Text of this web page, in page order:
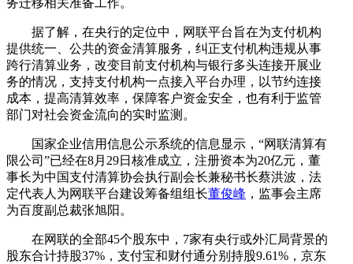
据了解，在央行的定位中，网联平台旨在为支付机构
提供统一、公共的资金清算服务，纠正支付机构违规从事
跨行清算业务，改变目前支付机构与银行多头连接开展业
务的情况，支持支付机构一点接入平台办理，以节约连接
成本，提高清算效率，保障客户资金安全，也有利于监管
部门对社会资金流向的实时监测。
国家企业信用信息公示系统的信息显示，“网联清算有
限公司”已经在8月29日核准成立，注册资本为20亿元，董
事长为中国支付清算协会执行副会长兼秘书长蔡洪波，法
定代表人为网联平台建设筹备组组长董俊峰 ，监事会主席
为百度副总裁张旭阳。
在网联的全部45个股东中，7家有央行或外汇局背景的
股东合计持股37%，支付宝和财付通分别持股9.61%，京东